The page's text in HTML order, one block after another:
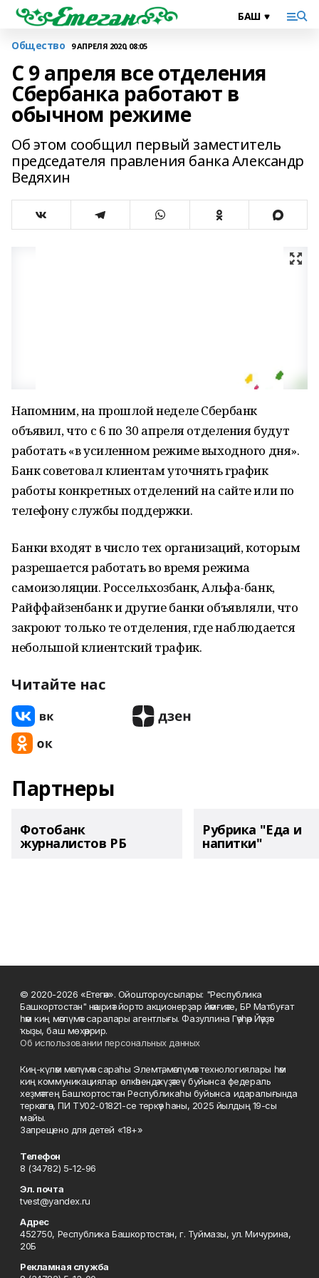
Общество 9 АПРЕЛЯ 2020, 08:05
С 9 апреля все отделения
Сбербанка работают в
обычном режиме
Об этом сообщил первый заместитель
председателя правления банка Александр
Ведяхин
Напомним, на прошлой неделе Сбербанк
объявил, что с 6 по 30 апреля отделения будут
работать «в усиленном режиме выходного дня».
Банк советовал клиентам уточнять график
работы конкретных отделений на сайте или по
телефону службы поддержки.
Банки входят в число тех организаций, которым
разрешается работать во время режима
самоизоляции. Россельхозбанк, Альфа-банк,
Райффайзенбанк и другие банки объявляли, что
закроют только те отделения, где наблюдается
небольшой клиентский трафик.
Читайте нас
Партнеры
Фотобанк
журналистов РБ
Рубрика "Еда и
напитки"
© 2020-2026 «Етегән». Ойоштороусылары: "Республика
Башкортостан" нәшриәт йорто акционерҙар йәмғиәте, БР Матбуғат
һәм киң мәғлүмәт саралары агентлығы. Фазуллина Гәүһәр Йәүҙәт
ҡыҙы, баш мөхәррир.
Об использовании персональных данных
Киң-күләм мәғлүмәт сараһы Элемтә, мәғлүмәт технологиялары һәм
киң коммуникациялар өлкәһендә күҙәтеү буйынса федераль
хеҙмәттең Башҡортостан Республикаһы буйынса идаралығында
теркәлгән, ПИ ТУ02-01821-се теркәү һаны, 2025 йылдың 19-сы
майы.
Запрещено для детей «18+»
Телефон
8 (34782) 5-12-96
Эл. почта
tvest@yandex.ru
Адрес
452750, Республика Башкортостан, г. Туймазы, ул. Мичурина,
20Б
Рекламная служба